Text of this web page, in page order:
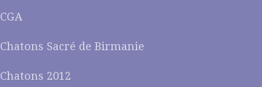
CGA
Chatons Sacré de Birmanie
Chatons 2012